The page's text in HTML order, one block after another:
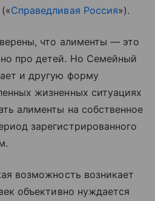
Справедливая Россия»).
что алименты — это
про детей. Но Семейный
и другую форму
жизненных ситуациях
алименты на собственное
зарегистрированного
возможность возникает
объективно нуждается